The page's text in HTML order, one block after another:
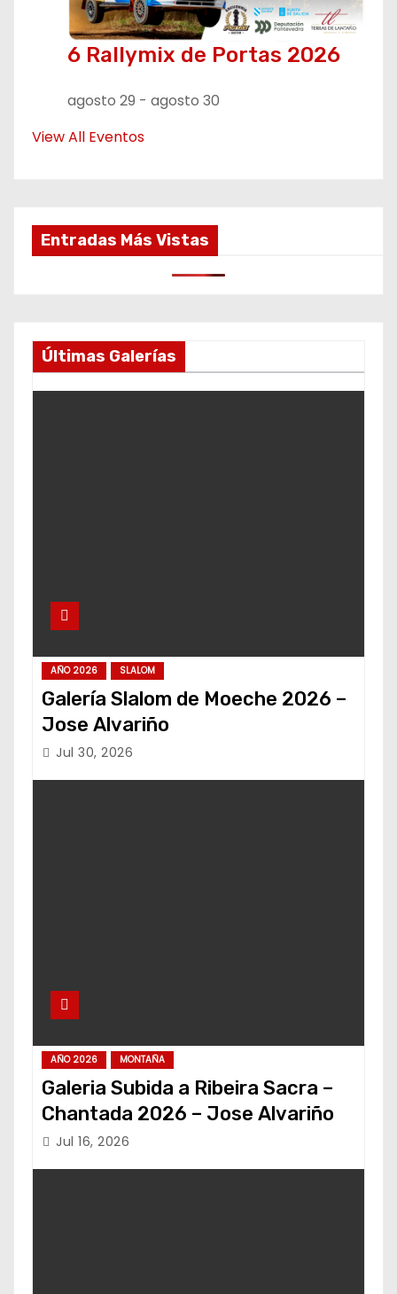
6 Rallymix de Portas 2026
agosto 29 - agosto 30
View All Eventos
Entradas Más Vistas
Últimas Galerías
AÑO 2026 SLALOM
Galería Slalom de Moeche 2026 –
Jose Alvariño
Jul 30, 2026
AÑO 2026 MONTAÑA
Galeria Subida a Ribeira Sacra –
Chantada 2026 – Jose Alvariño
Jul 16, 2026